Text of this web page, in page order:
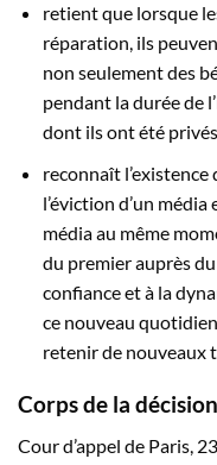
retient que lorsque
réparation, ils
non seulement des
pendant la durée de
dont ils ont été
reconnaît l’existence
l’éviction d’un
médiaau même
du premier auprès
confiance et à la
ce nouveau
retenir de nouveaux
Corps de la
Cour d’appel de Paris,